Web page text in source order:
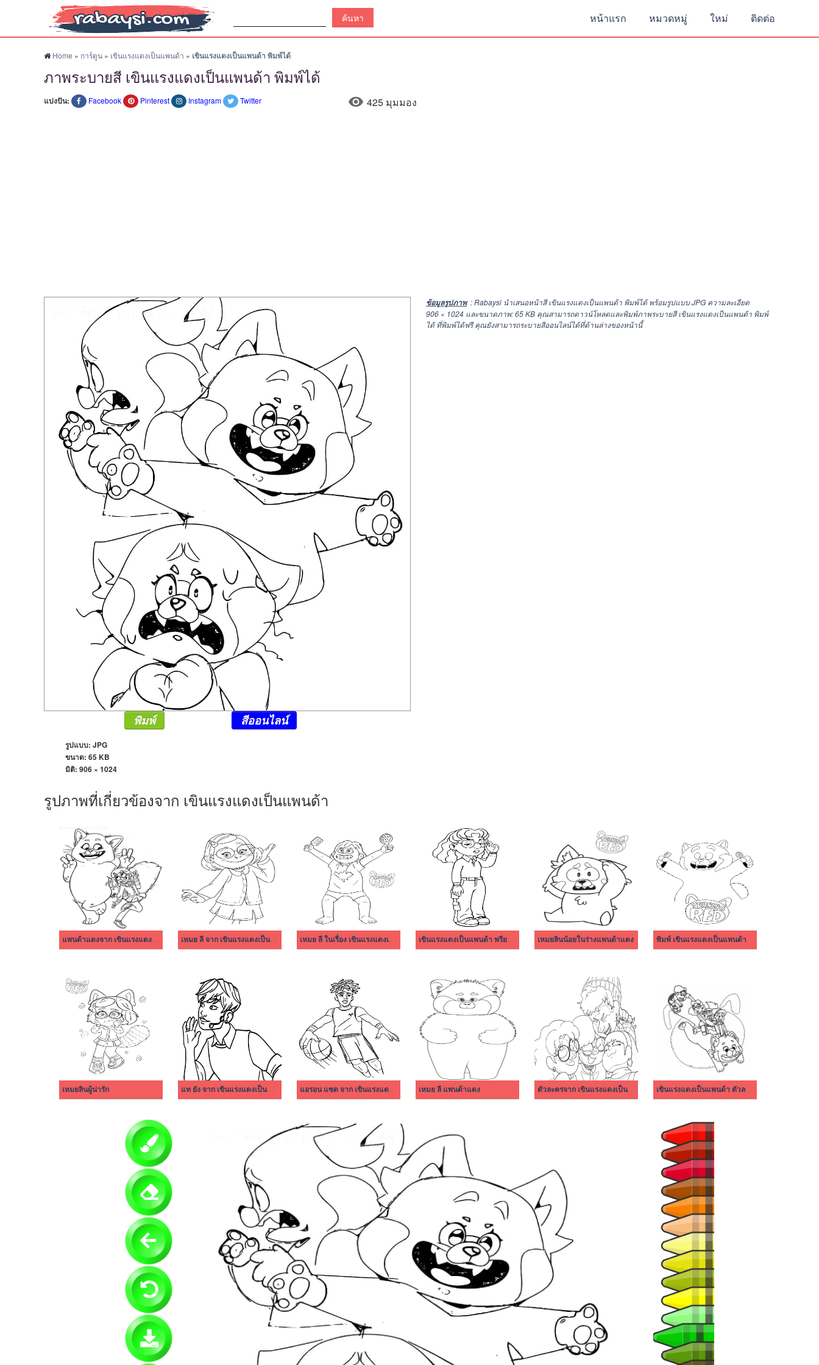
หน้าแรก หมวดหมู่ ใหม่ ติดต่อ
Home » การ์ตูน » เขินแรงแดงเป็นแพนด้า » เขินแรงแดงเป็นแพนด้า พิมพ์ได้
ภาพระบายสี เขินแรงแดงเป็นแพนด้า พิมพ์ได้
แบ่งปัน: Facebook Pinterest Instagram Twitter 425 มุมมอง
ข้อมูลรูปภาพ : Rabaysi นำเสนอหน้าสี เขินแรงแดงเป็นแพนด้า พิมพ์ได้ พร้อมรูปแบบ JPG ความละเอียด
906 × 1024 และขนาดภาพ: 65 KB คุณสามารถดาวน์โหลดและพิมพ์ภาพระบายสี เขินแรงแดงเป็นแพนด้า พิมพ์
ได้ ที่พิมพ์ได้ฟรี คุณยังสามารถระบายสีออนไลน์ได้ที่ด้านล่างของหน้านี้
พิมพ์ สีออนไลน์
รูปแบบ: JPG
ขนาด: 65 KB
มิติ: 906 × 1024
รูปภาพที่เกี่ยวข้องจาก เขินแรงแดงเป็นแพนด้า
แพนด้าแดงจาก เขินแรงแดงเป็นแพนด้า เหมย ลี จาก เขินแรงแดงเป็นแพนด้า เหมย ลี ในเรื่อง เขินแรงแดงเป็นแพนด้า เขินแรงแดงเป็นแพนด้า พรียา แมนกัล เหมยลินน้อยในร่างแพนด้าแดง พิมพ์ เขินแรงแดงเป็นแพนด้า
เหมยลินผู้น่ารัก แท ยัง จาก เขินแรงแดงเป็นแพนด้า แอรอน แซด จาก เขินแรงแดงเป็นแพนด้า เหมย ลี แพนด้าแดง ตัวละครจาก เขินแรงแดงเป็นแพนด้า เขินแรงแดงเป็นแพนด้า ตัวละคร น่ารัก